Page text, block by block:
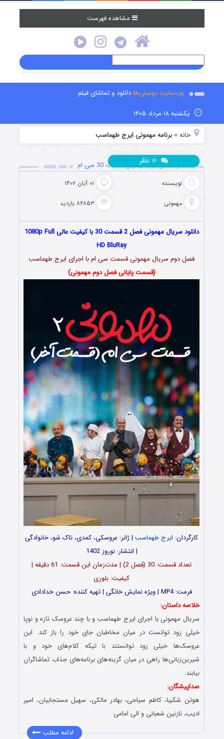
مشاهده فهرست
وب‌سایت دوستی‌هادانلود و تماشای فیلم
یکشنبه ۱۸ مرداد ۱۴۰۵
خانه »برنامه مهمونی ایرج طهماسب
دانلود فصل دوم مهمونی قسمت 30 سی ام
نویسنده ۰۱ آبان ۱۴۰۲
مهمونی ۸۶۸۵۳ بازدید
۱۶ نظر
دانلود سریال مهمونی فصل 2 قسمت 30 با کیفیت عالی 1080p Full
HD BluRay
فصل دوم سریال مهمونی قسمت سی ام با اجرای ایرج طهماسب
(قسمت پایانی فصل دوم مهمونی)
کارگردان: ایرج طهماسب | ژانر: عروسکی، کمدی، تاک شو، خانوادگی
| انتشار: نوروز 1402
تعداد قسمت: 30 (فصل 2) | مدت‌زمان این قسمت: 61 دقیقه |
کیفیت: بلوری
فرمت: MP4 | ویژه نمایش خانگی | تهیه کننده: حسن خدادادی
خلاصه داستان:
سریال مهمونی با اجرای ایرج طهماسب و با چند عروسک تازه و نوپا
خیلی زود توانست در میان مخاطبان جای خود را باز کند. این
عروسک‌ها خیلی زود توانستند با تیکه کلام‌های خود و با
شیرین‌زبانی‌ها راهی در میان گزینه‌های برنامه‌های جذاب تماشاگران
بیابند.
صداپیشگان:
هوتن شکیبا، کاظم سیاحى، بهادر مالکى، سهیل مستجابیان، امیر
ادیب، نازنین شعبانى و الی امامی
ادامه مطلب